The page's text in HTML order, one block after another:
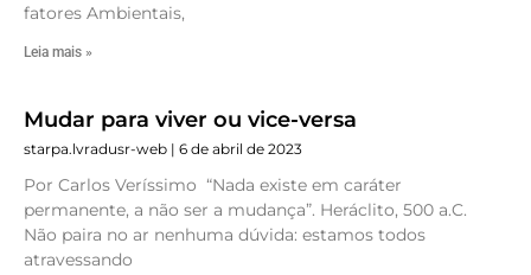
fatores Ambientais,
Leia mais »
Mudar para viver ou vice-versa
starpa.lvradusr-web 6 de abril de 2023
Por Carlos Veríssimo “Nada existe em caráter
permanente, a não ser a mudança”. Heráclito, 500 a.C.
Não paira no ar nenhuma dúvida: estamos todos
atravessando